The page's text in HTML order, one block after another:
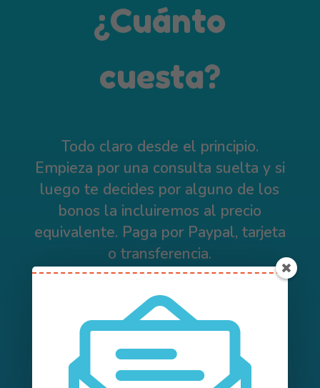
¿Cuánto
cuesta?
Todo claro desde el principio.
Empieza por una consulta suelta y si
luego te decides por alguno de los
bonos la incluiremos al precio
equivalente. Paga por Paypal, tarjeta
o transferencia.
Consulta suelta